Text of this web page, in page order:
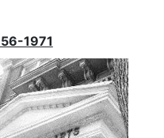
1971